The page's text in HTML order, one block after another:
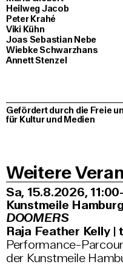
Heilweg Jacob
Peter Krahé
Viki Kühn
Joas Sebastian Nebe
Wiebke Schwarzhans
Annett Stenzel
Gefördert durch die Freie
für Kultur und Medien
Weitere
Sa, 15.8.2026
Kunstmeile Hamburg
DOOMERS
Raja Feather Kelly
Performance-
der Kunstmeile